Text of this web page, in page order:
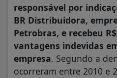
responsável por
BR Distribuidora,
Petrobras, e recebeu
vantagens indevidas
empresa. Segundo a
ocorreram entre 2010 e